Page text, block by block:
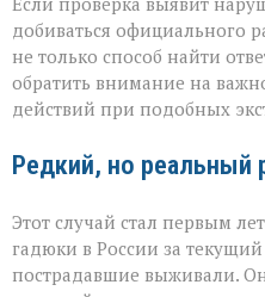
добиваться официального
не только способ найти
обратить внимание на
действий при подобных
Редкий, но реальный
Этот случай стал первым
гадюки в России за
пострадавшие выживали.